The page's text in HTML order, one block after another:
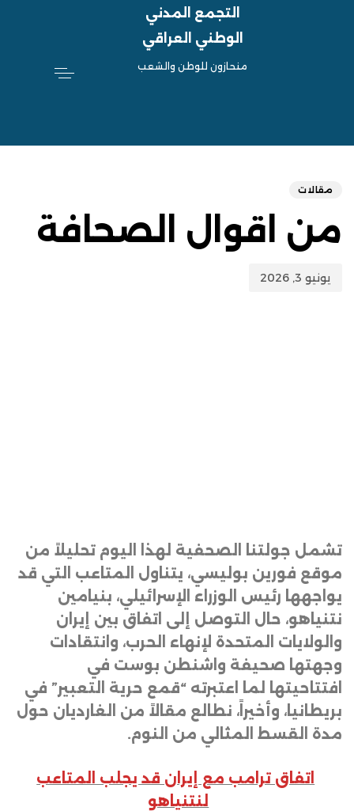
التجمع المدني
الوطني العراقي
منحازون للوطن والشعب
مقالات
من اقوال الصحافة
يونيو 3, 2026
تشمل جولتنا الصحفية لهذا اليوم تحليلاً من
موقع فورين بوليسي، يتناول المتاعب التي قد
يواجهها رئيس الوزراء الإسرائيلي، بنيامين
نتنياهو، حال التوصل إلى اتفاق بين إيران
والولايات المتحدة لإنهاء الحرب، وانتقادات
وجهتها صحيفة واشنطن بوست في
افتتاحيتها لما اعتبرته “قمع حرية التعبير” في
بريطانيا، وأخيراً، نطالع مقالاً من الغارديان حول
مدة القسط المثالي من النوم.
اتفاق ترامب مع إيران قد يجلب المتاعب
لنتنياهو